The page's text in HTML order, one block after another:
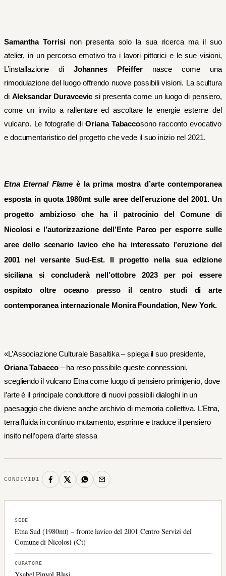
Samantha Torrisi non presenta solo la sua ricerca ma il suo
atelier, in un percorso emotivo tra i lavori pittorici e lesue visioni,
L’installazione di Johannes Pfeiffer nasce come una
rimodulazione del luogo offrendo nuove possibili visioni. La scultura
di Aleksandar Duravcevic si presenta comeun luogo di pensiero,
come un invitoa rallentare ed ascoltare le energie esternedel
vulcano. Le fotografie diOriana Tabaccosono racconto evocativo
e documentaristico del progetto che vede il suo inizio nel 2021.
Etna Eternal Flame è la prima mostra d’arte contemporanea
esposta in quota 1980mt sulle aree dell’eruzione del 2001.Un
progetto ambizioso che ha il patrocinio del Comune di
Nicolosi e l’autorizzazione dell’Ente Parco per esporre sulle
aree dello scenario lavico che ha interessato l’eruzione del
2001 nel versante Sud-Est. Il progetto nella sua edizione
siciliana si concluderà nell’ottobre 2023 per poi essere
ospitato oltre oceano presso il centro studi di arte
contemporanea internazionale Monira Foundation, New York.
«L’Associazione Culturale Basaltika – spiega il suo presidente,
Oriana Tabacco– ha reso possibile queste connessioni,
scegliendo il vulcano Etna come luogo di pensiero primigenio, dove
l’arte è il principale conduttore di nuovi possibili dialoghi in un
paesaggio che diviene anche archivio di memoria collettiva. L’Etna,
terra fluida in continuo mutamento,esprime e traduce il pensiero
insito nell’opera d’arte stessa
CONDIVIDI
SEDE
Etna Sud (1980mt) – fronte lavico del 2001 Centro Servizi del
Comune di Nicolosi (Ct)
CURATORE
Ysabel Pinyol Blasi